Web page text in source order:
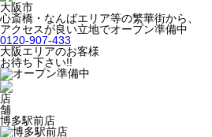
大阪市
心斎橋・なんばエリア等の繁華街から、
アクセスが良い立地でオープン準備中
0120-907-433
大阪エリアのお客様
お待ち下さい!!
博多駅前店